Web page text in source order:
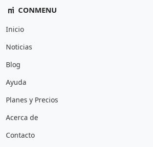
CONMENU
Inicio
Noticias
Blog
Ayuda
Planes y Precios
Acerca de
Contacto